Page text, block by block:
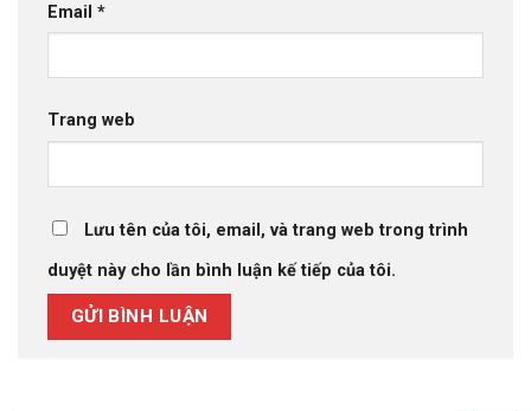
Email *
Trang web
Lưu tên của tôi, email, và trang web trong trình
duyệt này cho lần bình luận kế tiếp của tôi.